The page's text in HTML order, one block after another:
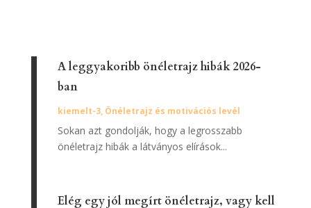
A leggyakoribb önéletrajz hibák 2026-
ban
kiemelt-3, Önéletrajz és motivációs levél
Sokan azt gondolják, hogy a legrosszabb
önéletrajz hibák a látványos elírások...
Elég egy jól megírt önéletrajz, vagy kell